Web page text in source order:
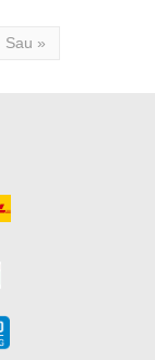
Sau »